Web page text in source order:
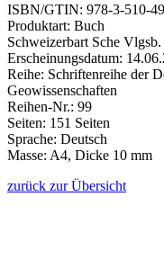
ISBN/GTIN: 978-3-510-
Produktart: Buch
Schweizerbart Sche Vlgsb.
Erscheinungsdatum:
Reihe: Schriftenreihe der
Geowissenschaften
Reihen-Nr.: 99
Seiten: 151 Seiten
Sprache: Deutsch
Masse: A4, Dicke 10 mm
zurück zur Übersicht